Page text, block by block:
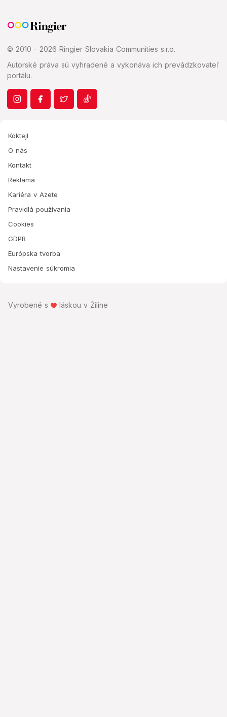
© 2010 - 2026 Ringier Slovakia Communities s.r.o.
Autorské práva sú vyhradené a vykonáva ich prevádzkovateľ
portálu.
Koktejl
O nás
Kontakt
Reklama
Kariéra v Azete
Pravidlá používania
Cookies
GDPR
Európska tvorba
Nastavenie súkromia
Vyrobené s láskou v Žiline